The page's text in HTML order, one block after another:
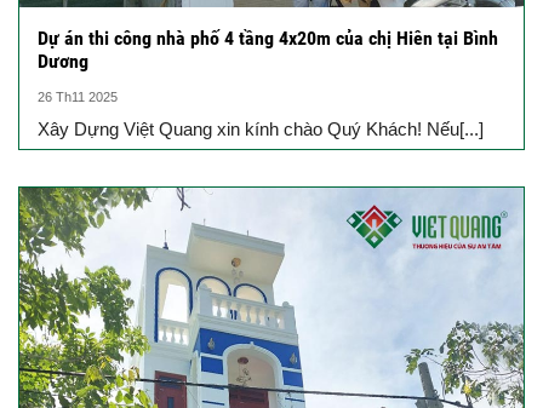
Dự án thi công nhà phố 4 tầng 4x20m của chị Hiên tại Bình
Dương
26 Th11 2025
Xây Dựng Việt Quang xin kính chào Quý Khách! Nếu[...]